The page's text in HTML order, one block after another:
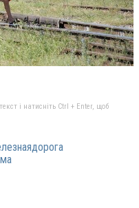
і натисніть Ctrl + Enter, щоб